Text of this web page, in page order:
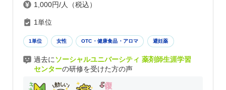
1,000円/人（税込）
1単位
1単位 女性 OTC・健康食品・アロマ 避妊薬
過去にソーシャルユニバーシティ 薬剤師生涯学習
センターの研修を受けた方の声